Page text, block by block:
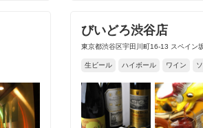
びいどろ渋谷店
東京都渋谷区宇田川町16-13 スペイン
生ビール ハイボール ワイン